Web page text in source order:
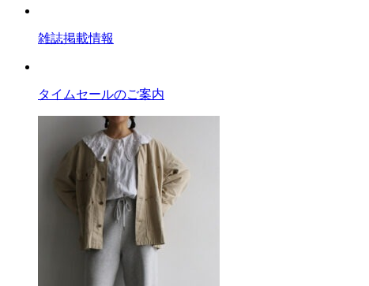
雑誌掲載情報
タイムセールのご案内